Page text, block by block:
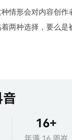
情形会对内容创
两种选择，要么